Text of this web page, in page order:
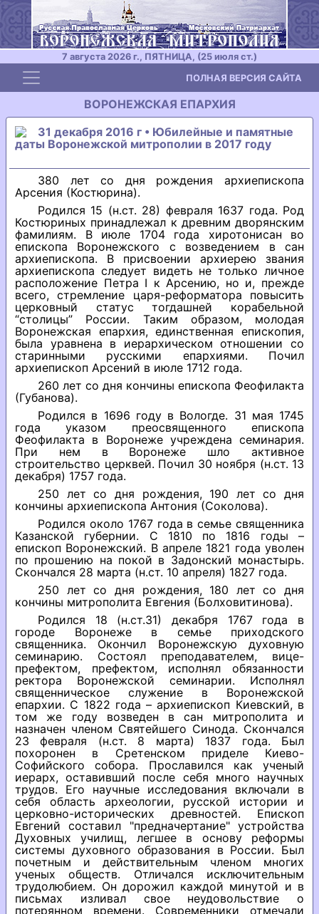
7 августа 2026 г., ПЯТНИЦА, (25 июля ст.)
Toggle navigation ПОЛНАЯ ВЕРСИЯ САЙТА
ВОРОНЕЖСКАЯ ЕПАРХИЯ
31 декабря 2016 г • Юбилейные и памятные
даты Воронежской митрополии в 2017 году
380 лет со дня рождения архиепископа
Арсения (Костюрина).
Родился 15 (н.ст. 28) февраля 1637 года. Род
Костюриных принадлежал к древним дворянским
фамилиям. В июле 1704 года хиротонисан во
епископа Воронежского с возведением в сан
архиепископа. В присвоении архиерею звания
архиепископа следует видеть не только личное
расположение Петра I к Арсению, но и, прежде
всего, стремление царя-реформатора повысить
церковный статус тогдашней корабельной
“столицы” России. Таким образом, молодая
Воронежская епархия, единственная епископия,
была уравнена в иерархическом отношении со
старинными русскими епархиями. Почил
архиепископ Арсений в июле 1712 года.
260 лет со дня кончины епископа Феофилакта
(Губанова).
Родился в 1696 году в Вологде. 31 мая 1745
года указом преосвященного епископа
Феофилакта в Воронеже учреждена семинария.
При нем в Воронеже шло активное
строительство церквей. Почил 30 ноября (н.ст. 13
декабря) 1757 года.
250 лет со дня рождения, 190 лет со дня
кончины архиепископа Антония (Соколова).
Родился около 1767 года в семье священника
Казанской губернии. С 1810 по 1816 годы –
епископ Воронежский. В апреле 1821 года уволен
по прошению на покой в Задонский монастырь.
Скончался 28 марта (н.ст. 10 апреля) 1827 года.
250 лет со дня рождения, 180 лет со дня
кончины митрополита Евгения (Болховитинова).
Родился 18 (н.ст.31) декабря 1767 года в
городе Воронеже в семье приходского
священника. Окончил Воронежскую духовную
семинарию. Состоял преподавателем, вице-
префектом, префектом, исполнял обязанности
ректора Воронежской семинарии. Исполнял
священническое служение в Воронежской
епархии. С 1822 года – архиепископ Киевский, в
том же году возведен в сан митрополита и
назначен членом Святейшего Синода. Скончался
23 февраля (н.ст. 8 марта) 1837 года. Был
похоронен в Сретенском приделе Киево-
Софийского собора. Прославился как ученый
иерарх, оставивший после себя много научных
трудов. Его научные исследования включали в
себя область археологии, русской истории и
церковно-исторических древностей. Епископ
Евгений составил "предначертание" устройства
Духовных училищ, легшее в основу реформы
системы духовного образования в России. Был
почетным и действительным членом многих
ученых обществ. Отличался исключительным
трудолюбием. Он дорожил каждой минутой и в
письмах изливал свое неудовольствие о
потерянном времени. Современники отмечали